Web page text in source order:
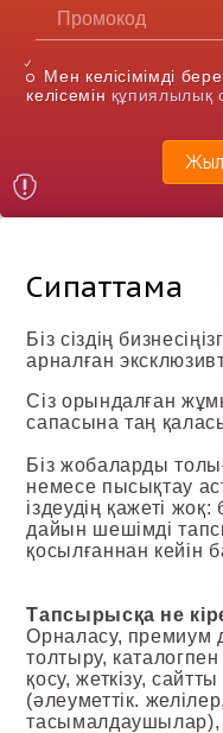
Мен келісімімді
келісемін құпиялылық
Сипаттама
Біз сіздің
арналған
Сіз орындалған
сапасына таң
Біз жобаларды
немесе пысықтау
іздеудің қажеті жоқ:
дайын шешімді
қосылғаннан кейін
Тапсырысқа не
Орналасу, премиум
толтыру,
қосу, жеткізу, сайтты
(әлеуметтік.
тасымалдаушылар),